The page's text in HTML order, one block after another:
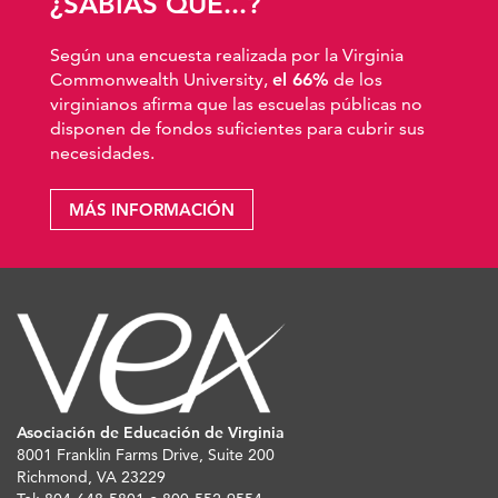
Según una encuesta realizada por la Virginia
Commonwealth University, el 66% de los
virginianos afirma que las escuelas públicas no
disponen de fondos suficientes para cubrir sus
necesidades.
MÁS INFORMACIÓN
Asociación de Educación de Virginia
8001 Franklin Farms Drive, Suite 200
Richmond, VA 23229